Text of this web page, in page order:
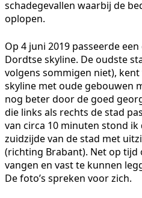
schadegevallen waarbij de
oplopen.
Op 4 juni 2019 passeerde
Dordtse skyline. De oudste
volgens sommigen niet),
skyline met oude gebouwen
nog beter door de goed
die links als rechts de stad
van circa 10 minuten stond
zuidzijde van de stad met
(richting Brabant). Net op tijd
vangen en vast te kunnen
De foto’s spreken voor zich.